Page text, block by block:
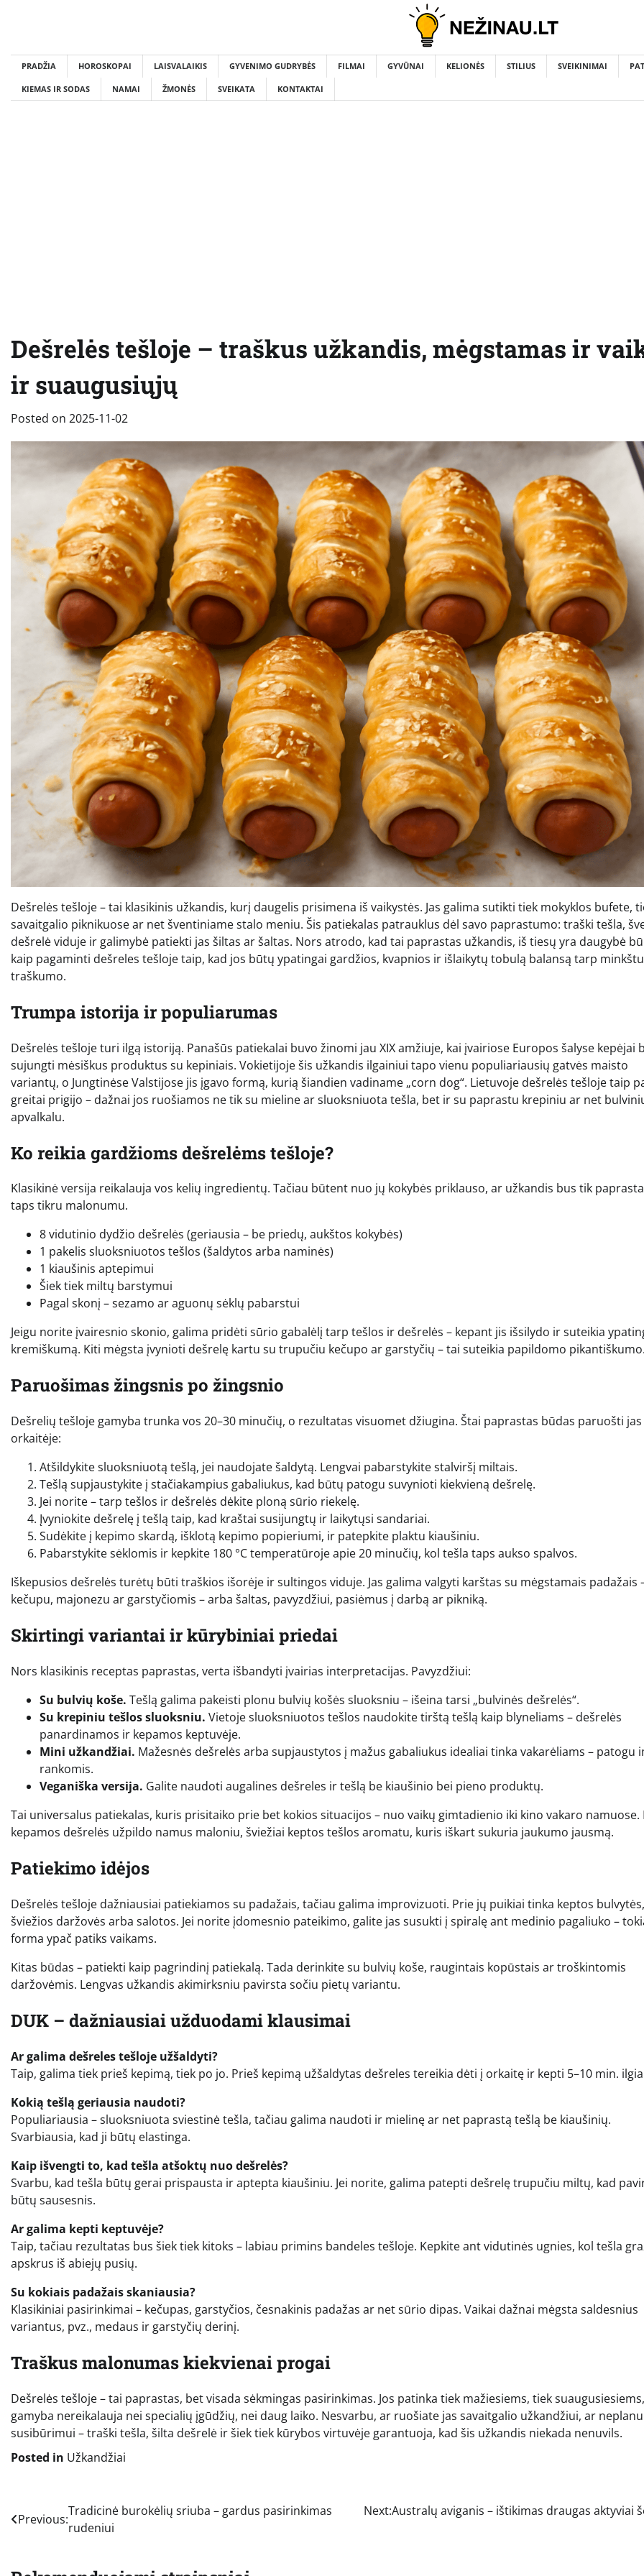
PRADŽIA HOROSKOPAI LAISVALAIKIS GYVENIMO GUDRYBĖS FILMAI GYVŪNAI KELIONĖS STILIUS SVEIKINIMAI
KIEMAS IR SODAS NAMAI ŽMONĖS SVEIKATA KONTAKTAI
Dešrelės tešloje – traškus užkandis, mėgstamas ir
ir suaugusiųjų
Posted on 2025-11-02
Dešrelės tešloje – tai klasikinis užkandis, kurį daugelis prisimena iš vaikystės. Jas galima sutikti tiek mokyklos bufete,
savaitgalio piknikuose ar net šventiniame stalo meniu. Šis patiekalas patrauklus dėl savo paprastumo: traški tešla,
dešrelė viduje ir galimybė patiekti jas šiltas ar šaltas. Nors atrodo, kad tai paprastas užkandis, iš tiesų yra daugybė
kaip pagaminti dešreles tešloje taip, kad jos būtų ypatingai gardžios, kvapnios ir išlaikytų tobulą balansą tarp
traškumo.
Trumpa istorija ir populiarumas
Dešrelės tešloje turi ilgą istoriją. Panašūs patiekalai buvo žinomi jau XIX amžiuje, kai įvairiose Europos šalyse kepėjai
sujungti mėsiškus produktus su kepiniais. Vokietijoje šis užkandis ilgainiui tapo vienu populiariausių gatvės maisto
variantų, o Jungtinėse Valstijose jis įgavo formą, kurią šiandien vadiname „corn dog“. Lietuvoje dešrelės tešloje taip
greitai prigijo – dažnai jos ruošiamos ne tik su mieline ar sluoksniuota tešla, bet ir su paprastu krepiniu ar net
apvalkalu.
Ko reikia gardžioms dešrelėms tešloje?
Klasikinė versija reikalauja vos kelių ingredientų. Tačiau būtent nuo jų kokybės priklauso, ar užkandis bus tik
taps tikru malonumu.
8 vidutinio dydžio dešrelės (geriausia – be priedų, aukštos kokybės)
1 pakelis sluoksniuotos tešlos (šaldytos arba naminės)
1 kiaušinis aptepimui
Šiek tiek miltų barstymui
Pagal skonį – sezamo ar aguonų sėklų pabarstui
Jeigu norite įvairesnio skonio, galima pridėti sūrio gabalėlį tarp tešlos ir dešrelės – kepant jis išsilydo ir suteikia
kremiškumą. Kiti mėgsta įvynioti dešrelę kartu su trupučiu kečupo ar garstyčių – tai suteikia papildomo pikantiškumo.
Paruošimas žingsnis po žingsnio
Dešrelių tešloje gamyba trunka vos 20–30 minučių, o rezultatas visuomet džiugina. Štai paprastas būdas paruošti jas
orkaitėje:
Atšildykite sluoksniuotą tešlą, jei naudojate šaldytą. Lengvai pabarstykite stalviršį miltais.
Tešlą supjaustykite į stačiakampius gabaliukus, kad būtų patogu suvynioti kiekvieną dešrelę.
Jei norite – tarp tešlos ir dešrelės dėkite ploną sūrio riekelę.
Įvyniokite dešrelę į tešlą taip, kad kraštai susijungtų ir laikytųsi sandariai.
Sudėkite į kepimo skardą, išklotą kepimo popieriumi, ir patepkite plaktu kiaušiniu.
Pabarstykite sėklomis ir kepkite 180 °C temperatūroje apie 20 minučių, kol tešla taps aukso spalvos.
Iškepusios dešrelės turėtų būti traškios išorėje ir sultingos viduje. Jas galima valgyti karštas su mėgstamais padažais
kečupu, majonezu ar garstyčiomis – arba šaltas, pavyzdžiui, pasiėmus į darbą ar pikniką.
Skirtingi variantai ir kūrybiniai priedai
Nors klasikinis receptas paprastas, verta išbandyti įvairias interpretacijas. Pavyzdžiui:
Su bulvių koše. Tešlą galima pakeisti plonu bulvių košės sluoksniu – išeina tarsi „bulvinės dešrelės“.
Su krepiniu tešlos sluoksniu. Vietoje sluoksniuotos tešlos naudokite tirštą tešlą kaip blyneliams – dešrelės
panardinamos ir kepamos keptuvėje.
Mini užkandžiai. Mažesnės dešrelės arba supjaustytos į mažus gabaliukus idealiai tinka vakarėliams – patogu
rankomis.
Veganiška versija. Galite naudoti augalines dešreles ir tešlą be kiaušinio bei pieno produktų.
Tai universalus patiekalas, kuris prisitaiko prie bet kokios situacijos – nuo vaikų gimtadienio iki kino vakaro namuose.
kepamos dešrelės užpildo namus maloniu, šviežiai keptos tešlos aromatu, kuris iškart sukuria jaukumo jausmą.
Patiekimo idėjos
Dešrelės tešloje dažniausiai patiekiamos su padažais, tačiau galima improvizuoti. Prie jų puikiai tinka keptos bulvytės,
šviežios daržovės arba salotos. Jei norite įdomesnio pateikimo, galite jas susukti į spiralę ant medinio pagaliuko –
forma ypač patiks vaikams.
Kitas būdas – patiekti kaip pagrindinį patiekalą. Tada derinkite su bulvių koše, raugintais kopūstais ar troškintomis
daržovėmis. Lengvas užkandis akimirksniu pavirsta sočiu pietų variantu.
DUK – dažniausiai užduodami klausimai
Ar galima dešreles tešloje užšaldyti?
Taip, galima tiek prieš kepimą, tiek po jo. Prieš kepimą užšaldytas dešreles tereikia dėti į orkaitę ir kepti 5–10 min.
Kokią tešlą geriausia naudoti?
Populiariausia – sluoksniuota sviestinė tešla, tačiau galima naudoti ir mielinę ar net paprastą tešlą be kiaušinių.
Svarbiausia, kad ji būtų elastinga.
Kaip išvengti to, kad tešla atšoktų nuo dešrelės?
Svarbu, kad tešla būtų gerai prispausta ir aptepta kiaušiniu. Jei norite, galima patepti dešrelę trupučiu miltų, kad
būtų sausesnis.
Ar galima kepti keptuvėje?
Taip, tačiau rezultatas bus šiek tiek kitoks – labiau primins bandeles tešloje. Kepkite ant vidutinės ugnies, kol tešla
apskrus iš abiejų pusių.
Su kokiais padažais skaniausia?
Klasikiniai pasirinkimai – kečupas, garstyčios, česnakinis padažas ar net sūrio dipas. Vaikai dažnai mėgsta saldesnius
variantus, pvz., medaus ir garstyčių derinį.
Traškus malonumas kiekvienai progai
Dešrelės tešloje – tai paprastas, bet visada sėkmingas pasirinkimas. Jos patinka tiek mažiesiems, tiek
gamyba nereikalauja nei specialių įgūdžių, nei daug laiko. Nesvarbu, ar ruošiate jas savaitgalio užkandžiui, ar
susibūrimui – traški tešla, šilta dešrelė ir šiek tiek kūrybos virtuvėje garantuoja, kad šis užkandis niekada nenuvils.
Posted in Užkandžiai
Navigacija
įrašų
Previous:
Tradicinė burokėlių sriuba – gardus pasirinkimas
rudeniui
Next:Australų aviganis – ištikimas draugas aktyviai